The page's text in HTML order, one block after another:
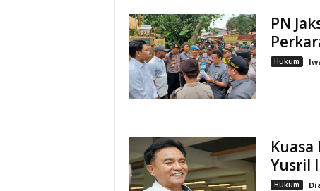
PN
Hukum
Yusril
Hukum